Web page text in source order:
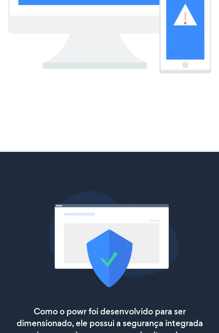
Como o powr foi desenvolvido para ser
dimensionado, ele possui a segurança integrada